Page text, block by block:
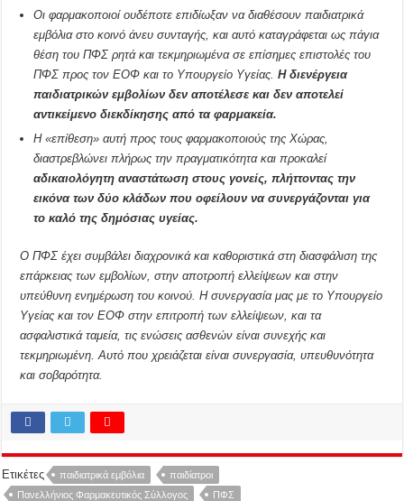
Οι φαρμακοποιοί ουδέποτε επιδίωξαν να διαθέσουν παιδιατρικά
εμβόλια στο κοινό άνευ συνταγής, και αυτό καταγράφεται ως πάγια
θέση του ΠΦΣ ρητά και τεκμηριωμένα σε επίσημες επιστολές του
ΠΦΣ προς τον ΕΟΦ και το Υπουργείο Υγείας.Η διενέργεια
παιδιατρικών εμβολίων δεν αποτέλεσε και δεν αποτελεί
αντικείμενο διεκδίκησης από τα φαρμακεία.
Η «επίθεση» αυτή προς τους φαρμακοποιούς της Χώρας,
διαστρεβλώνει πλήρως την πραγματικότητα και προκαλεί
αδικαιολόγητη αναστάτωση στους γονείς, πλήττοντας την
εικόνα των δύο κλάδων που οφείλουν να συνεργάζονται για
το καλό της δημόσιας υγείας.
Ο ΠΦΣ έχει συμβάλει διαχρονικά και καθοριστικά στη διασφάλιση της
επάρκειας των εμβολίων, στην αποτροπή ελλείψεων και στην
υπεύθυνη ενημέρωση του κοινού. Η συνεργασία μας με το Υπουργείο
Υγείας και τον ΕΟΦ στην επιτροπή των ελλείψεων, και τα
ασφαλιστικά ταμεία, τις ενώσεις ασθενών είναι συνεχής και
τεκμηριωμένη. Αυτό που χρειάζεται είναι συνεργασία, υπευθυνότητα
και σοβαρότητα.
Ετικέτες παιδιατρικά εμβόλια
παιδίατροι
Πανελλήνιος Φαρμακευτικός Σύλλογος
ΠΦΣ